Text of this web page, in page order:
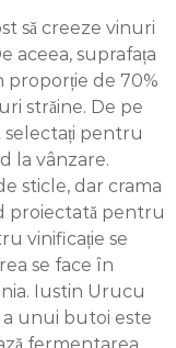
să creeze vinuri
aceea, suprafața
proporție de 70%
străine. De pe
pentru
la vânzare.
sticle, dar crama
proiectată pentru
vinificație se
se face în
Iustin Urucu
a unui butoi este